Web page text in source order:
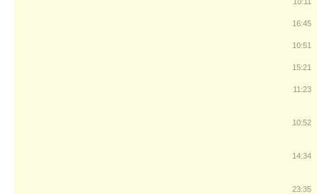
16:45
10:51
15:21
11:23
10:52
14:34
23:35